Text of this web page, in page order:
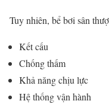
Tuy nhiên, bể bơi sân
Kết cấu
Chống thấm
Khả năng chịu lực
Hệ thống vận hành